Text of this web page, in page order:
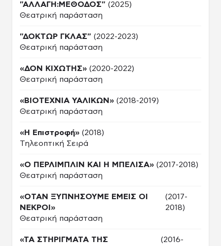
"ΑΛΛΑΓΗ:ΜΕΘΟΔΟΣ" (2025)
Θεατρική παράσταση
"ΔΟΚΤΩΡ ΓΚΛΑΣ" (2022-2023)
Θεατρική παράσταση
«ΔΟΝ ΚΙΧΩΤΗΣ» (2020-2022)
Θεατρική παράσταση
«ΒΙΟΤΕΧΝΙΑ ΥΑΛΙΚΩΝ» (2018-2019)
Θεατρική παράσταση
«Η Επιστροφή» (2018)
Τηλεοπτική Σειρά
«Ο ΠΕΡΛΙΜΠΛΙΝ ΚΑΙ Η ΜΠΕΛΙΣΑ» (2017-2018)
Θεατρική παράσταση
«ΟΤΑΝ ΞΥΠΝΗΣΟΥΜΕ ΕΜΕΙΣ ΟΙ
ΝΕΚΡΟΙ»
(2017-
2018)
Θεατρική παράσταση
«ΤΑ ΣΤΗΡΙΓΜΑΤΑ ΤΗΣ
(2016-